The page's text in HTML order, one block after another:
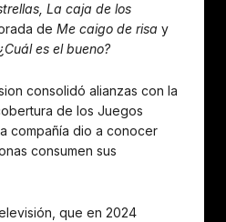
La caja de los
de Me caigo de risa y
es el bueno?
consolidó alianzas con la
de los Juegos
compañía dio a conocer
consumen sus
que en 2024